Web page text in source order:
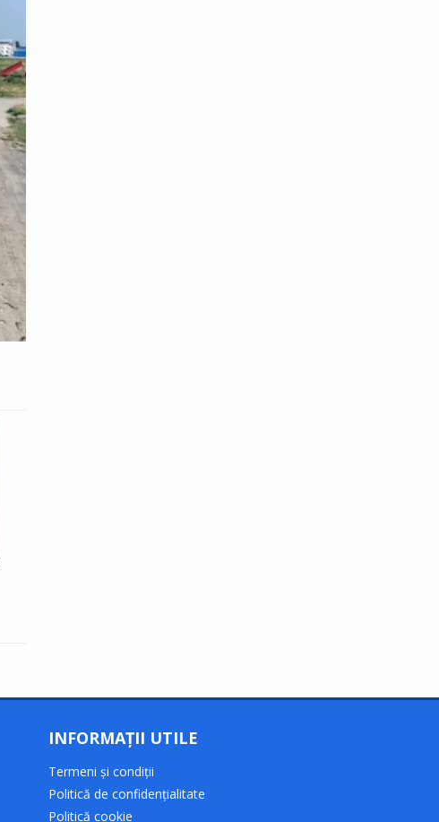
INFORMAȚII UTILE
Termeni și condiții
Politică de confidențialitate
Politică cookie